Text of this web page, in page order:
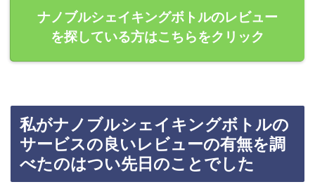
ナノブルシェイキングボトルのレビュー
を探している方はこちらをクリック
私がナノブルシェイキングボトルの
サービスの良いレビューの有無を調
べたのはつい先日のことでした